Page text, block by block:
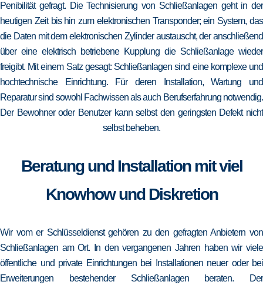
Penibilität gefragt. Die Technisierung von Schließanlagen geht in der
heutigen Zeit bis hin zum elektronischen Transponder; ein System, das
die Daten mit dem elektronischen Zylinder austauscht, der anschließend
über eine elektrisch betriebene Kupplung die Schließanlage wieder
freigibt. Mit einem Satz gesagt: Schließanlagen sind eine komplexe und
hochtechnische Einrichtung. Für deren Installation, Wartung und
Reparatur sind sowohl Fachwissen als auch Berufserfahrung notwendig.
Der Bewohner oder Benutzer kann selbst den geringsten Defekt nicht
selbst beheben.
Beratung und Installation mit viel
Knowhow und Diskretion
Wir vom er Schlüsseldienst gehören zu den gefragten Anbietern von
Schließanlagen am Ort. In den vergangenen Jahren haben wir viele
öffentliche und private Einrichtungen bei Installationen neuer oder bei
Erweiterungen bestehender Schließanlagen beraten. Der